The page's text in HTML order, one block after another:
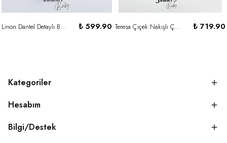
Linon Dantel Detaylı Bodysuit Elbise-GÜL KURUSU ₺ 599.90 Teresa Çiçek Nakışlı Çizgi Desenli Elbise-CAPPUCİNO ₺ 719.90
Kategoriler
Hesabım
Bilgi/Destek